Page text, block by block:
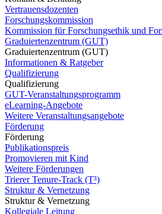
Vertrauensdozenten
Forschungskommission
Kommission für Forschungsethik und
Graduiertenzentrum (GUT)
Graduiertenzentrum (GUT)
Informationen & Ratgeber
Qualifizierung
Qualifizierung
GUT-Veranstaltungsprogramm
eLearning-Angebote
Weitere Veranstaltungsangebote
Förderung
Förderung
Publikationspreis
Promovieren mit Kind
Weitere Förderungen
Trierer Tenure-Track (T³)
Struktur & Vernetzung
Struktur & Vernetzung
Kollegiale Leitung